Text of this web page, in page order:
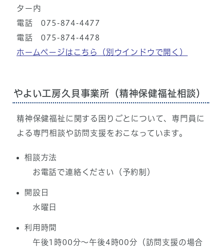
ター内
電話 075-874-4477
電話 075-874-4478
ホームページはこちら
（別ウインドウで開く）
やよい工房久貝事業所（精神保健福祉相談）
精神保健福祉に関する困りごとについて、専門員に
よる専門相談や訪問支援をおこなっています。
相談方法
お電話で連絡ください（予約制）
開設日
水曜日
利用時間
午後1時00分～午後4時00分（訪問支援の場合